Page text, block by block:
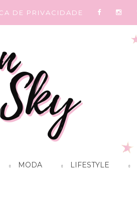
DE PRIVACIDADE
MODA LIFESTYLE